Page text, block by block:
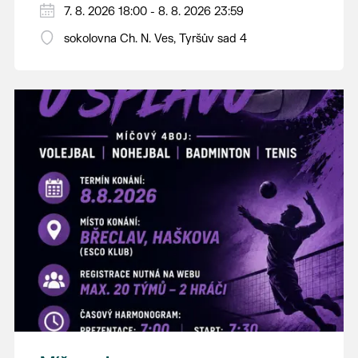
PÁTEK 7. srpna
18:00 - ruční stavění máje
14:00 - krojový průvod pro stárky od
hostince “U Buvola”
16:00 - odpolední zábava na sokolovně
21:00 - večerní zábava
K tanci a poslechu bude hrát DH
Lanžhotčané.
Těšíme se na Vás!
7. 8. 2026 18:00 - 8. 8. 2026 23:59
sokolovna Ch. N. Ves, Tyršův sad 4